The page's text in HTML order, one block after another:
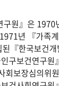
드로 보는 연구
구원』은
년 『가족
『한국보건
구보건연구원
회보장심의위